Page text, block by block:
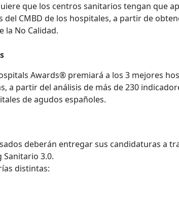
que los centros sanitarios tengan que
CMBD de los hospitales, a partir de
la No Calidad.
Awards® premiará a los 3 mejores
a partir del análisis de más de 230
de agudos españoles.
deberán entregar sus candidaturas a
3.0.
distintas: